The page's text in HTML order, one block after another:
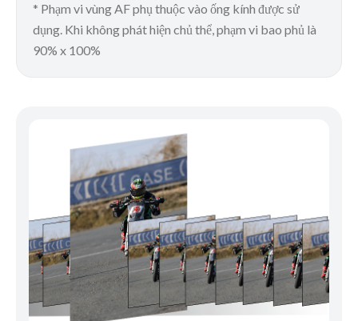
* Phạm vi vùng AF phụ thuộc vào ống kính được sử
dụng. Khi không phát hiện chủ thể, phạm vi bao phủ là
90% x 100%